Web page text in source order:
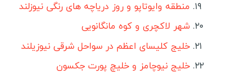
هندوراس
السالوادور
جمهوری دومینیکن
منطقه وایوتاپو و روز دریاچه های رنگی نیوزلند
شهر لاکچری و کوه مانگانویی
خلیج کلیسای اعظم در سواحل شرقی نیوزیلند
خلیج نیوچامز و خلیچ پورت جکسون